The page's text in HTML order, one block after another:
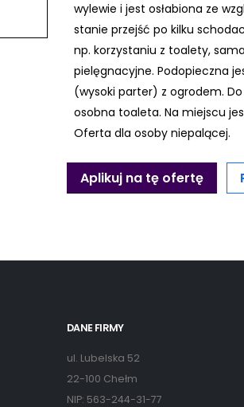
wylewie i jest osłabiona ze
stanie przejść po kilku
np. korzystaniu z toalety,
pielęgnacyjne. Podopieczna
(wysoki parter) z ogrodem.
osobna toaleta. Na miejscu
Oferta dla osoby niepalącej.
Aplikuj na tę ofertę
DANE FIRMY
ul. Lubelska 52
22-100 Chełm
NIP: 563-244-31-77